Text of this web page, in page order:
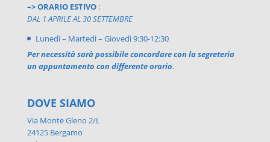
–> ORARIO ESTIVO:
DAL 1 APRILE AL 30 SETTEMBRE
Lunedì – Martedì – Giovedì 9:30-12:30
Per necessità sarà possibile concordare con la segreteria
un appuntamento con differente orario.
DOVE SIAMO
Via Monte Gleno 2/L
24125 Bergamo